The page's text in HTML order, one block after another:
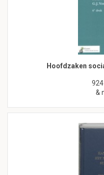
Hoofdzaken
924
&